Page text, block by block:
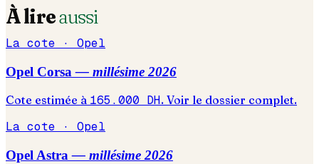
À lireaussi
La cote · Opel
Opel Corsa — millésime 2026
Cote estimée à 165.000 DH. Voir le dossier complet.
La cote · Opel
Opel Astra — millésime 2026